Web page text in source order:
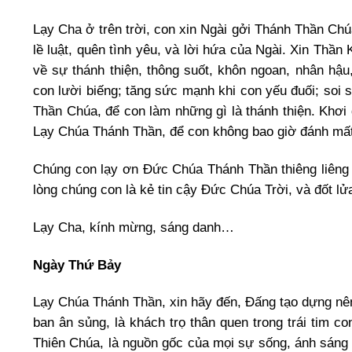
Lạy Cha ở trên trời, con xin Ngài gởi Thánh Thần
lề luật, quên tình yêu, và lời hứa của Ngài. Xin
về sự thánh thiện, thông suốt, khôn ngoan, nhân
con lười biếng; tăng sức mạnh khi con yếu đuối; soi
Thần Chúa, để con làm những gì là thánh thiện.
Lạy Chúa Thánh Thần, để con không bao giờ đánh
Chúng con lạy ơn Đức Chúa Thánh Thần thiêng
lòng chúng con là kẻ tin cậy Đức Chúa Trời, và đốt
Lạy Cha, kính mừng, sáng danh…
Ngày Thứ Bảy
Lạy Chúa Thánh Thần, xin hãy đến, Đấng tạo dựng
ban ân sủng, là khách trọ thân quen trong trái tim
Thiên Chúa, là nguồn gốc của mọi sự sống, ánh